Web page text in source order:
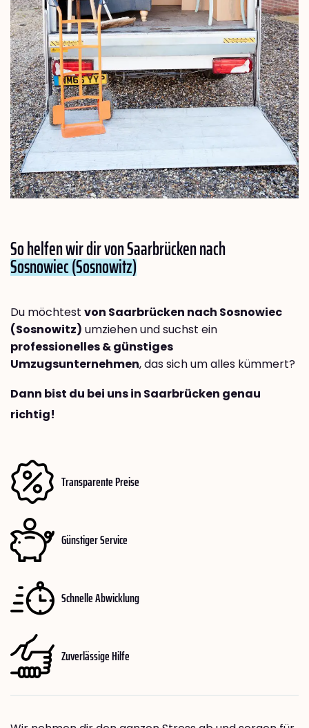
So helfen wir dir von Saarbrücken nach
Sosnowiec (Sosnowitz)
Du möchtest von Saarbrücken nach Sosnowiec
(Sosnowitz) umziehen und suchst ein
professionelles & günstiges
Umzugsunternehmen, das sich um alles kümmert?
Dann bist du bei uns in Saarbrücken genau
richtig!
Transparente Preise
Günstiger Service
Schnelle Abwicklung
Zuverlässige Hilfe